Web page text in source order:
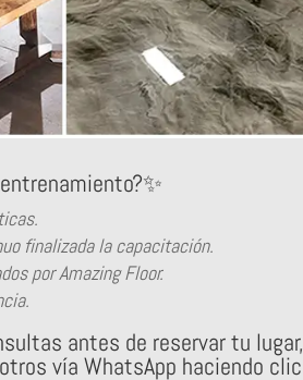
finalizada la capacitación.
por Amazing Floor.
antes de reservar tu lugar,
vía WhatsApp haciendo clic